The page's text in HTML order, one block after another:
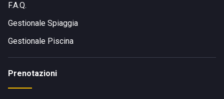
F.A.Q.
Gestionale Spiaggia
Gestionale Piscina
Prenotazioni